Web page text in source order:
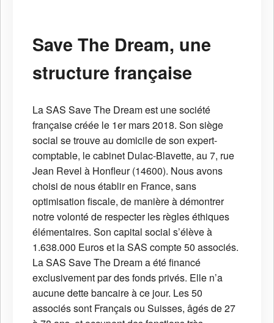
Save The Dream, une
structure française
La SAS Save The Dream est une société
française créée le 1er mars 2018. Son siège
social se trouve au domicile de son expert-
comptable, le cabinet Dulac-Blavette, au 7, rue
Jean Revel à Honfleur (14600). Nous avons
choisi de nous établir en France, sans
optimisation fiscale, de manière à démontrer
notre volonté de respecter les règles éthiques
élémentaires. Son capital social s’élève à
1.638.000 Euros et la SAS compte 50 associés.
La SAS Save The Dream a été financé
exclusivement par des fonds privés. Elle n’a
aucune dette bancaire à ce jour. Les 50
associés sont Français ou Suisses, âgés de 27